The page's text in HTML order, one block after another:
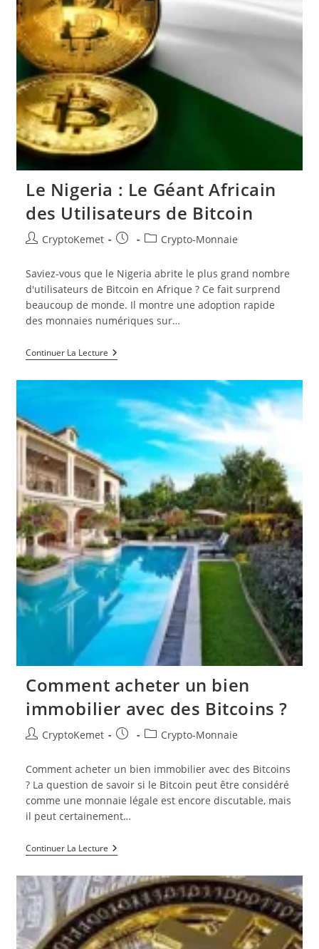
Le Nigeria : Le Géant Africain
des Utilisateurs de Bitcoin
Auteur/autrice
la
publication :
CryptoKemet
Publication
PostCrypto-Monnaie
Saviez-vous que le Nigeria abrite le plus grand nombre
d'utilisateurs de Bitcoin en Afrique ? Ce fait surprend
beaucoup de monde. Il montre une adoption rapide
des monnaies numériques sur…
Continuer La LectureLe
Nigeria
Géant
Africain
Utilisateurs
Bitcoin
Comment acheter un bien
immobilier avec des Bitcoins ?
Auteur/autrice
la
publication :
CryptoKemet
Publication
PostCrypto-Monnaie
Comment acheter un bien immobilier avec des Bitcoins
? La question de savoir si le Bitcoin peut être considéré
comme une monnaie légale est encore discutable, mais
il peut certainement…
Continuer La LectureComment
Acheter
Bien
Immobilier
Avec
Des
Bitcoins
?